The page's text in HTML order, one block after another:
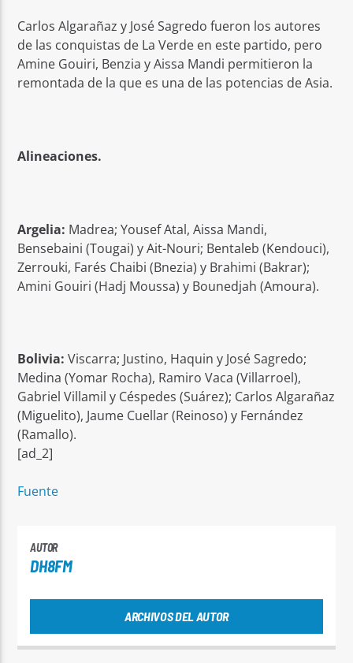
Carlos Algarañaz y José Sagredo fueron los autores
de las conquistas de La Verde en este partido, pero
Amine Gouiri, Benzia y Aissa Mandi permitieron la
remontada de la que es una de las potencias de Asia.
Alineaciones.
Argelia: Madrea; Yousef Atal, Aissa Mandi,
Bensebaini (Tougai) y Ait-Nouri; Bentaleb (Kendouci),
Zerrouki, Farés Chaibi (Bnezia) y Brahimi (Bakrar);
Amini Gouiri (Hadj Moussa) y Bounedjah (Amoura).
Bolivia: Viscarra; Justino, Haquin y José Sagredo;
Medina (Yomar Rocha), Ramiro Vaca (Villarroel),
Gabriel Villamil y Céspedes (Suárez); Carlos Algarañaz
(Miguelito), Jaume Cuellar (Reinoso) y Fernández
(Ramallo).
[ad_2]
Fuente
AUTOR
DH8FM
ARCHIVOS DEL AUTOR